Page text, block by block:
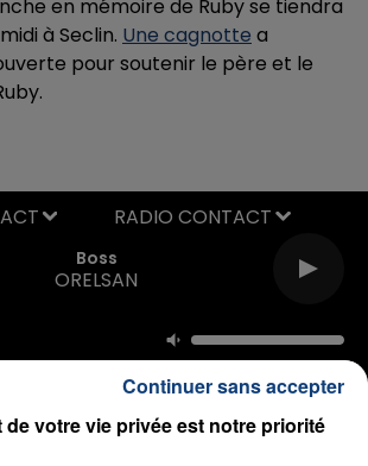
en mémoire de Ruby se tiendra
à Seclin. Une cagnotte a
pour soutenir le père et le
Boss
ORELSAN
RADIO CONTACT
de votre vie privée est notre priorité
Continuer sans accepter